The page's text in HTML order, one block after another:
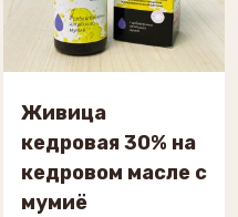
Живица
кедровая 30% на
кедровом масле с
мумиё